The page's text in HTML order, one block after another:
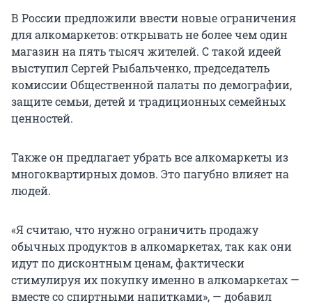
В России предложили ввести новые ограничения
для алкомаркетов: открывать не более чем один
магазин на пять тысяч жителей. С такой идеей
выступил Сергей Рыбальченко, председатель
комиссии Общественной палаты по демографии,
защите семьи, детей и традиционных семейных
ценностей.
Также он предлагает убрать все алкомаркеты из
многоквартирных домов. Это пагубно влияет на
людей.
«Я считаю, что нужно ограничить продажу
обычных продуктов в алкомаркетах, так как они
идут по дисконтным ценам, фактически
стимулируя их покупку именно в алкомаркетах —
вместе со спиртными напитками», — добавил